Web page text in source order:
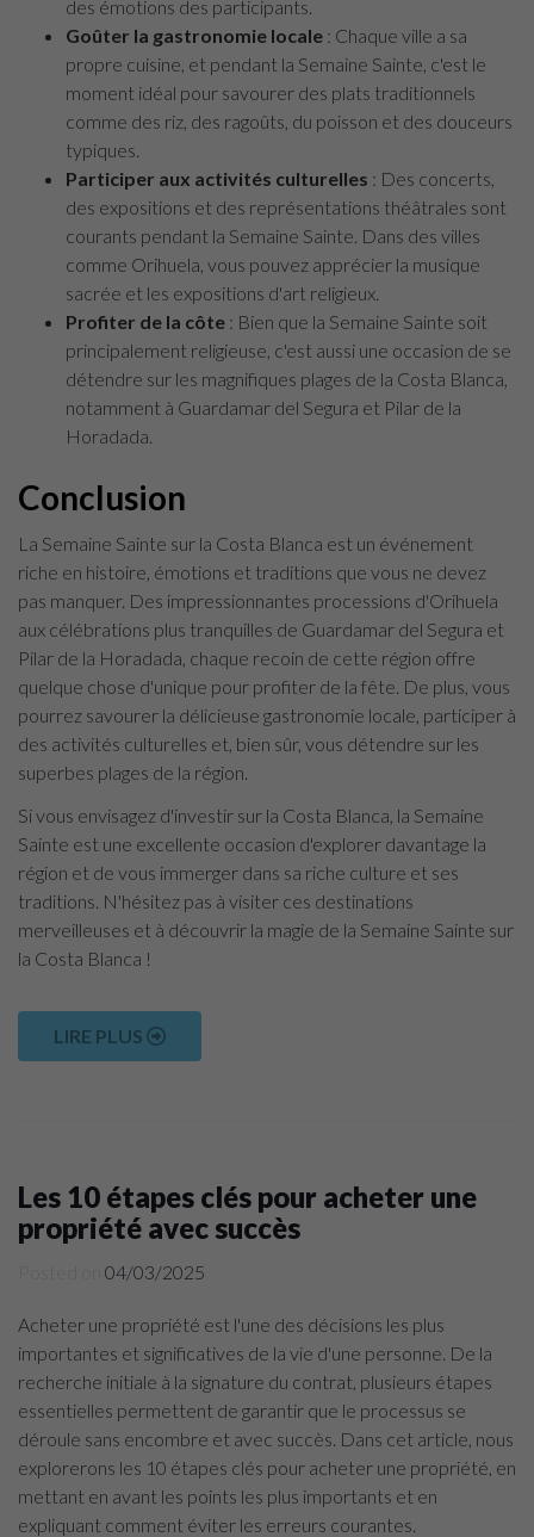
des émotions des participants.
Goûter la gastronomie locale : Chaque ville a sa
propre cuisine, et pendant la Semaine Sainte, c'est le
moment idéal pour savourer des plats traditionnels
comme des riz, des ragoûts, du poisson et des douceurs
typiques.
Participer aux activités culturelles : Des concerts,
des expositions et des représentations théâtrales sont
courants pendant la Semaine Sainte. Dans des villes
comme Orihuela, vous pouvez apprécier la musique
sacrée et les expositions d'art religieux.
Profiter de la côte : Bien que la Semaine Sainte soit
principalement religieuse, c'est aussi une occasion de se
détendre sur les magnifiques plages de la Costa Blanca,
notamment à Guardamar del Segura et Pilar de la
Horadada.
Conclusion
La Semaine Sainte sur la Costa Blanca est un événement
riche en histoire, émotions et traditions que vous ne devez
pas manquer. Des impressionnantes processions d'Orihuela
aux célébrations plus tranquilles de Guardamar del Segura et
Pilar de la Horadada, chaque recoin de cette région offre
quelque chose d'unique pour profiter de la fête. De plus, vous
pourrez savourer la délicieuse gastronomie locale, participer à
des activités culturelles et, bien sûr, vous détendre sur les
superbes plages de la région.
Si vous envisagez d'investir sur la Costa Blanca, la Semaine
Sainte est une excellente occasion d'explorer davantage la
région et de vous immerger dans sa riche culture et ses
traditions. N'hésitez pas à visiter ces destinations
merveilleuses et à découvrir la magie de la Semaine Sainte sur
la Costa Blanca !
LIRE PLUS
Les 10 étapes clés pour acheter une
propriété avec succès
04/03/2025
Acheter une propriété est l'une des décisions les plus
importantes et significatives de la vie d'une personne. De la
recherche initiale à la signature du contrat, plusieurs étapes
essentielles permettent de garantir que le processus se
déroule sans encombre et avec succès. Dans cet article, nous
explorerons les 10 étapes clés pour acheter une propriété, en
mettant en avant les points les plus importants et en
expliquant comment éviter les erreurs courantes.